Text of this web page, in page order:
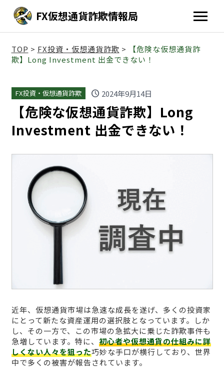
FX仮想通貨詐欺情報局
TOP > FX投資・仮想通貨詐欺 >
【危険な仮想通貨詐
欺】Long Investment 出金できない！
FX投資・仮想通貨詐欺 schedule 2024年9月14日
【危険な仮想通貨詐欺】Long
Investment 出金できない！
近年、仮想通貨市場は急速な成長を遂げ、多くの投資家
にとって新たな資産運用の選択肢となっています。しか
し、その一方で、この市場の急拡大に乗じた詐欺事件も
急増しています。特に、 初心者や仮想通貨の仕組みに詳
しくない人々を狙った巧妙な手口が横行しており、世界
中で多くの被害が報告されています。